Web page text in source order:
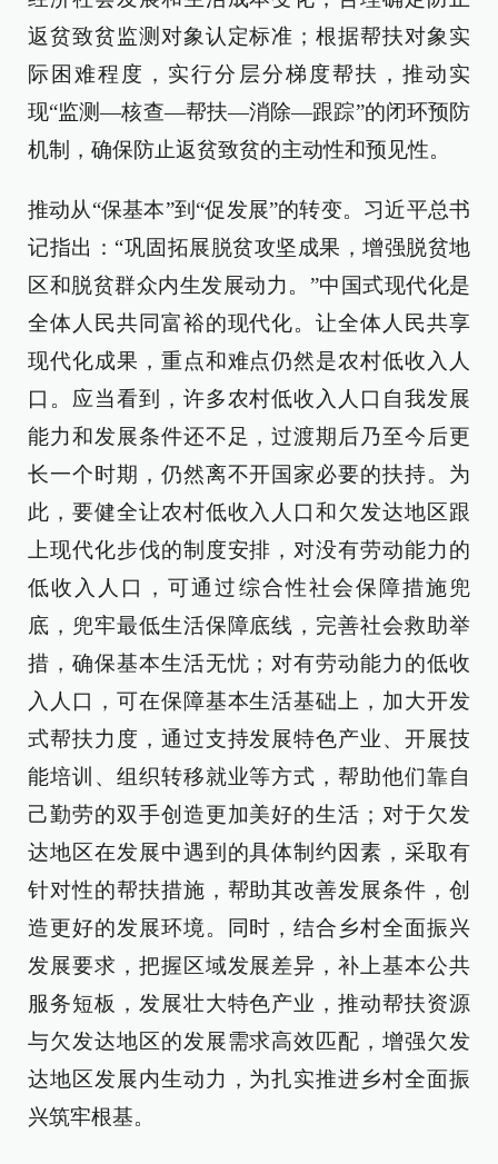
返贫致贫监测对象认定标准；根据帮扶对象实
际困难程度，实行分层分梯度帮扶，推动实
现“监测—核查—帮扶—消除—跟踪”的闭环预防
机制，确保防止返贫致贫的主动性和预见性。
推动从“保基本”到“促发展”的转变。习近平总书
记指出：“巩固拓展脱贫攻坚成果，增强脱贫地
区和脱贫群众内生发展动力。”中国式现代化是
全体人民共同富裕的现代化。让全体人民共享
现代化成果，重点和难点仍然是农村低收入人
口。应当看到，许多农村低收入人口自我发展
能力和发展条件还不足，过渡期后乃至今后更
长一个时期，仍然离不开国家必要的扶持。为
此，要健全让农村低收入人口和欠发达地区跟
上现代化步伐的制度安排，对没有劳动能力的
低收入人口，可通过综合性社会保障措施兜
底，兜牢最低生活保障底线，完善社会救助举
措，确保基本生活无忧；对有劳动能力的低收
入人口，可在保障基本生活基础上，加大开发
式帮扶力度，通过支持发展特色产业、开展技
能培训、组织转移就业等方式，帮助他们靠自
己勤劳的双手创造更加美好的生活；对于欠发
达地区在发展中遇到的具体制约因素，采取有
针对性的帮扶措施，帮助其改善发展条件，创
造更好的发展环境。同时，结合乡村全面振兴
发展要求，把握区域发展差异，补上基本公共
服务短板，发展壮大特色产业，推动帮扶资源
与欠发达地区的发展需求高效匹配，增强欠发
达地区发展内生动力，为扎实推进乡村全面振
兴筑牢根基。